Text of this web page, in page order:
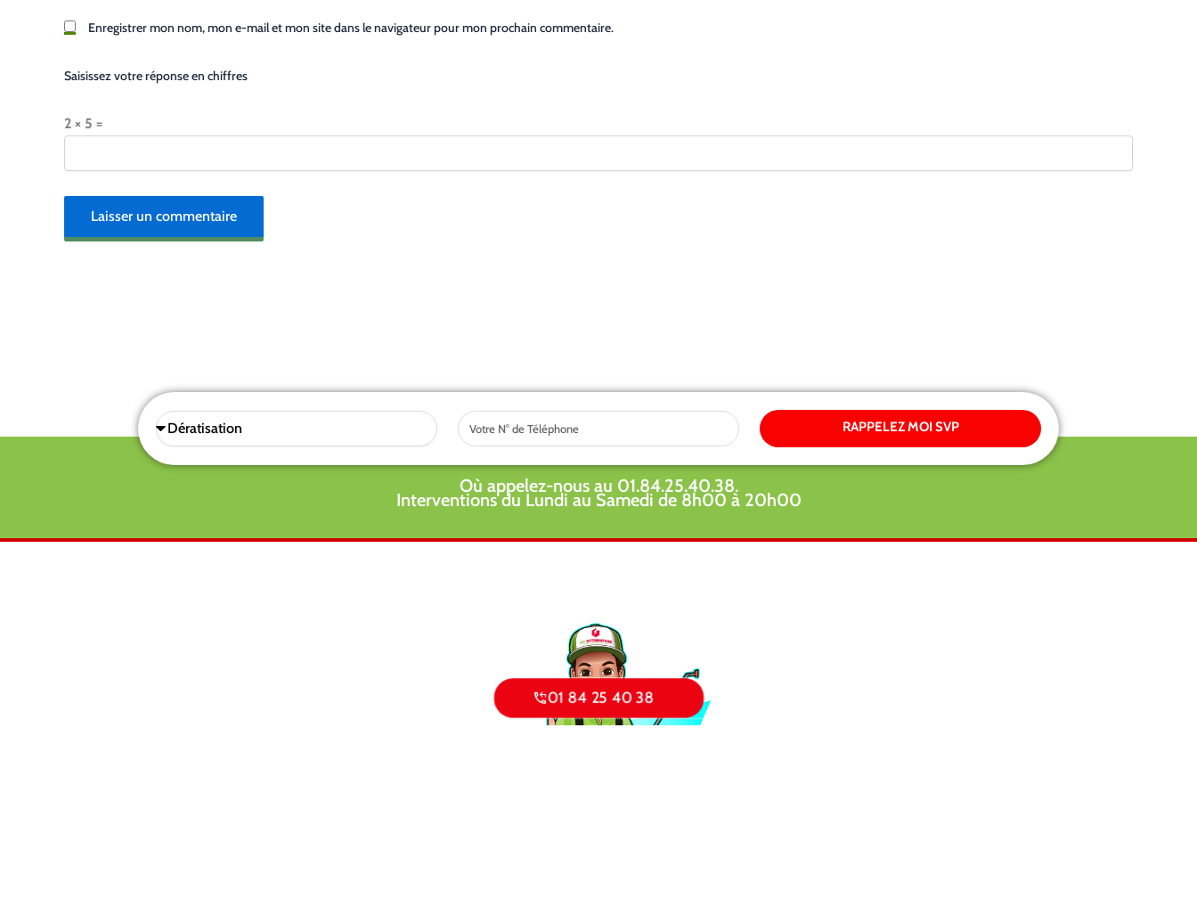
Enregistrer mon nom, mon e-mail et mon site dans le navigateur pour mon prochain commentaire.
Saisissez votre réponse en chiffres
2 × 5 =
Sélectionnez
une
Tel RAPPELEZ MOI SVP
Où appelez-nous au 01.84.25.40.38.
Interventions du Lundi au Samedi de 8h00 à 20h00
01 84 25 40 38